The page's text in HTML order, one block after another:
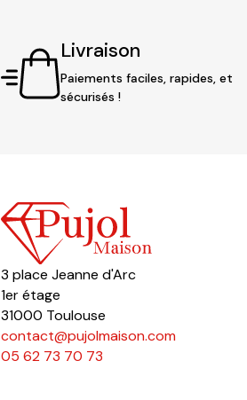
Livraison
Paiements faciles, rapides, et
sécurisés !
3 place Jeanne d'Arc
1er étage
31000 Toulouse
contact@pujolmaison.com
05 62 73 70 73